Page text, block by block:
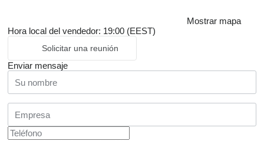
Mostrar mapa
Hora local del vendedor: 19:00 (EEST)
Solicitar una reunión
Enviar mensaje